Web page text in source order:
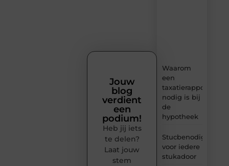
Waarom
een
taxatierapport
nodig is bij
de
hypotheek
Stucbenodigheden
voor iedere
stukadoor
Jouw
blog
verdient
een
podium!
Heb jij iets
te delen?
Laat jouw
stem